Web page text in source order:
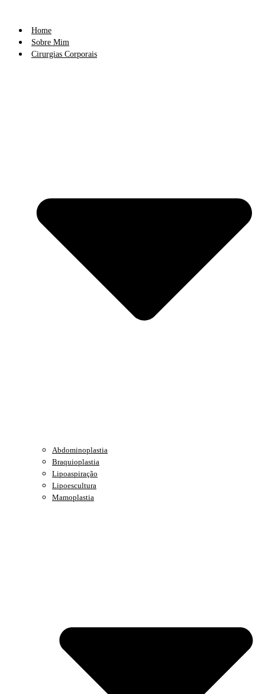
conteúdo
Home
Sobre Mim
Cirurgias Corporais
Abdominoplastia
Braquioplastia
Lipoaspiração
Lipoescultura
Mamoplastia